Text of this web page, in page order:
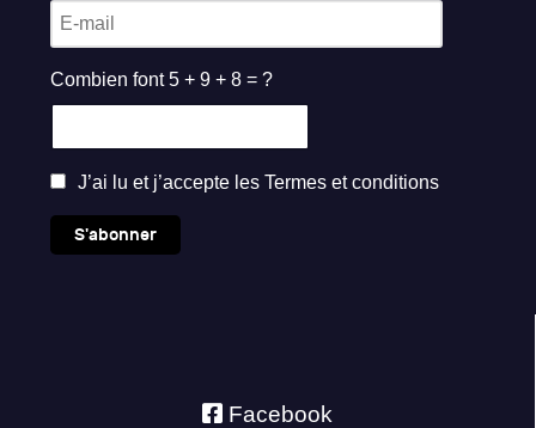
Combien font 5 + 9 + 8 = ?
J’ai lu et j’accepte les Termes et conditions
S'abonner
Facebook